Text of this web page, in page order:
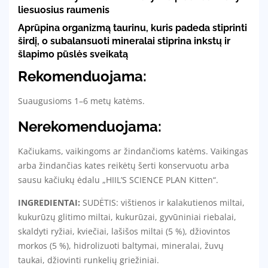
liesuosius raumenis
Aprūpina organizmą taurinu, kuris padeda stiprinti
širdį, o subalansuoti mineralai stiprina inkstų ir
šlapimo pūslės sveikatą
Rekomenduojama:
Suaugusioms 1–6 metų katėms.
Nerekomenduojama:
Kačiukams, vaikingoms ar žindančioms katėms. Vaikingas
arba žindančias kates reikėtų šerti konservuotu arba
sausu kačiukų ėdalu „HIIL’S SCIENCE PLAN Kitten“.
INGREDIENTAI: SUDĖTIS: vištienos ir kalakutienos miltai,
kukurūzų glitimo miltai, kukurūzai, gyvūniniai riebalai,
skaldyti ryžiai, kviečiai, lašišos miltai (5 %), džiovintos
morkos (5 %), hidrolizuoti baltymai, mineralai, žuvų
taukai, džiovinti runkelių griežiniai.